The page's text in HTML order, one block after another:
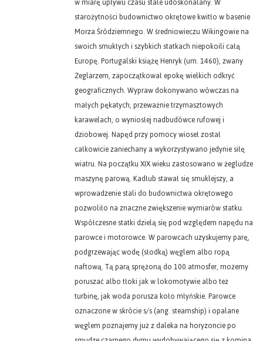
starożytności budownictwo okrętowe kwitło w basenie
Morza Śródziemnego. W średniowieczu Wikingowie na
swoich smukłych i szybkich statkach niepokoili całą
Europę. Portugalski książę Henryk (um. 1460), zwany
Żeglarzem, zapoczątkował epokę wielkich odkryć
geograficznych. Wypraw dokonywano wówczas na
małych pękatych, przeważnie trzymasztowych
karawelach, o wyniosłej nadbudówce rufowej i
dziobowej. Napęd przy pomocy wioseł został
całkowicie zaniechany a wykorzystywano jedynie siłę
wiatru. Na początku XIX wieku zastosowano w żegludze
maszynę parową. Kadłub stawał się smuklejszy, a
wprowadzenie stali do budownictwa okrętowego
pozwoliło na znaczne zwiększenie wymiarów statku.
Współczesne statki dzielą się pod względem napędu na
parowce i motorowce. W parowcach uzyskujemy parę,
podgrzewając wodę (słodką) węglem albo ropą
naftową. Tą parą sprężoną do 100 atmosfer, możemy
poruszać albo tłoki jak w lokomotywie albo też
turbinę, jak woda porusza koło młyńskie. Parowce
oznaczone w skrócie s/s (ang. steamship) i opalane
węglem poznajemy już z daleka na horyzoncie po